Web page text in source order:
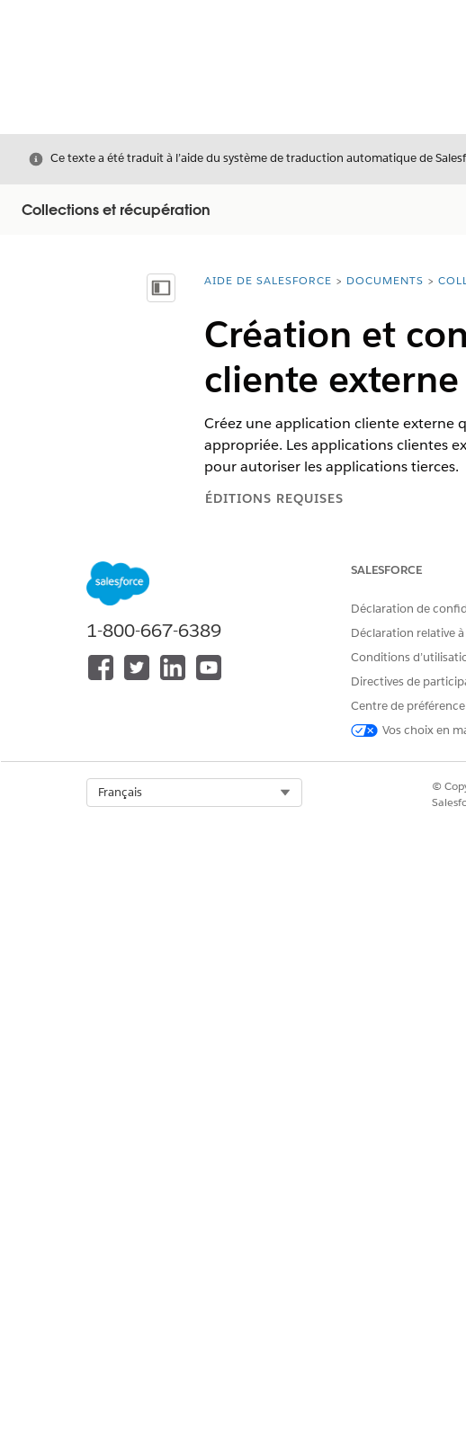
Fermer
Ce texte a été traduit à l’aide du système de traduction automatique de
Collections et récupération
Afficher la table des matières
Vous êtes ici :
AIDE DE SALESFORCE DOCUMENTS
Création et
cliente externe
Créez une application cliente externe
appropriée. Les applications clientes
pour autoriser les applications tierces.
ÉDITIONS REQUISES
Afficher la disponibilité
Pour créer des applications clientes
Créez une application cliente externe
Dans la section Informations de
Dans la section API, sélectionnez
Dans la section API, saisissez une
https://
Définissez les autres paramètres en
1-800-667-6389
SALESFORCE
Déclaration de
Déclaration relative
Conditions
Directives de
Centre de
Vos choix en
Français
©